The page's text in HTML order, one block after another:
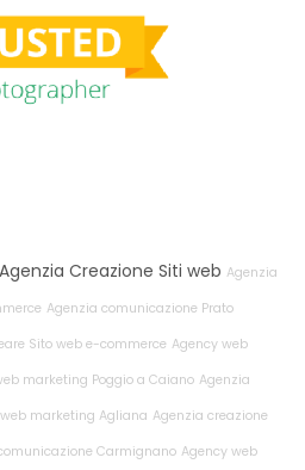
Agenzia Creazione Siti web Agenzia
Agenzia comunicazione Prato
Sito web e-commerce Agency web
marketing Poggio a Caiano Agenzia
marketing Agliana Agenzia creazione
Carmignano Agency web